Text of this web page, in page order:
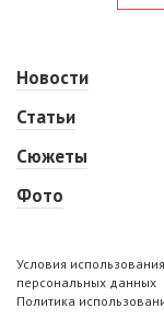
Новости
Статьи
Сюжеты
Фото
Условия
персональных данных
Политика